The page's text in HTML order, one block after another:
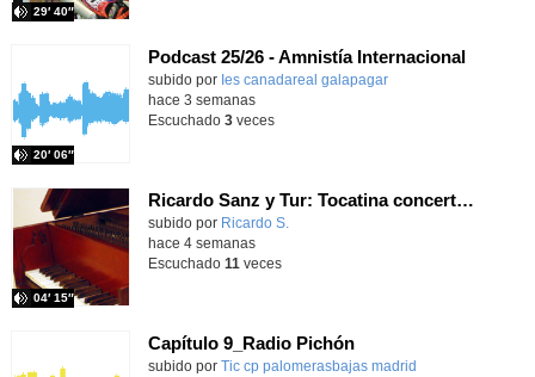
29′ 40″
Podcast 25/26 - Amnistía Internacional
subido por Ies canadareal galapagar
20′ 06″
-
hace 3 semanas
Escuchado 3veces
Ricardo Sanz y Tur: Tocatina concertante al aire español
subido por Ricardo S.
04′ 15″
hace 4 semanas
Escuchado 11 veces
Capítulo 9_Radio Pichón
Contenido educativo.
subido por Tic cp palomerasbajas madrid